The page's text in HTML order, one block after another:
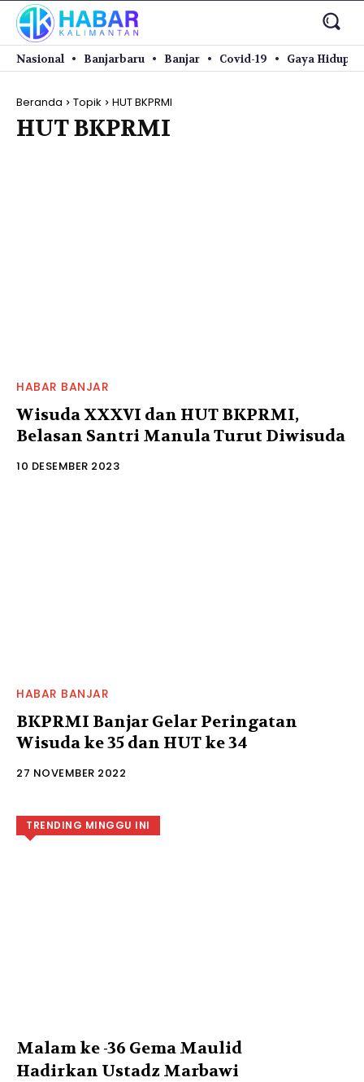
Nasional Banjarbaru Banjar Covid-19 Gaya Hidup
Beranda Topik HUT BKPRMI
HUT BKPRMI
HABAR BANJAR
Wisuda XXXVI dan HUT BKPRMI,
Belasan Santri Manula Turut Diwisuda
10 DESEMBER 2023
HABAR BANJAR
BKPRMI Banjar Gelar Peringatan
Wisuda ke 35 dan HUT ke 34
27 NOVEMBER 2022
TRENDING MINGGU INI
Malam ke -36 Gema Maulid
Hadirkan Ustadz Marbawi